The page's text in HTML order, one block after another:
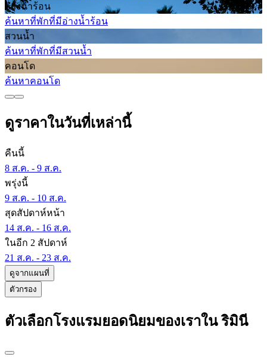
อ่างน้ำร้อน
ค้นหาที่พักที่มีอ่างน้ำร้อน
สวนน้ำ
ค้นหาที่พักที่มีสวนน้ำ
คอนโด
ค้นหาคอนโด
ดูราคาในวันที่เหล่านี้
คืนนี้
8 ส.ค. - 9 ส.ค.
พรุ่งนี้
9 ส.ค. - 10 ส.ค.
สุดสัปดาห์หน้า
14 ส.ค. - 16 ส.ค.
ในอีก 2 สัปดาห์
21 ส.ค. - 23 ส.ค.
ดูจากแผนที่
ตัวกรอง
ตัวเลือกโรงแรมยอดนิยมของเราใน ริมินี